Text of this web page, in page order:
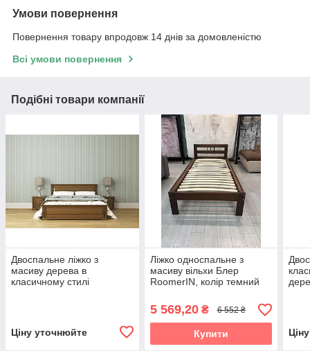
Умови повернення
Повернення товару впродовж 14 днів за домовленістю
Всі умови повернення
Подібні товари компанії
Двоспальне ліжко з
масиву дерева в
класичному стилі
Ціну уточнюйте
Ліжко односпальне з
масиву вільхи Блер
RoomerIN, колір темний
5 569,20₴ 6 552 ₴
Купити